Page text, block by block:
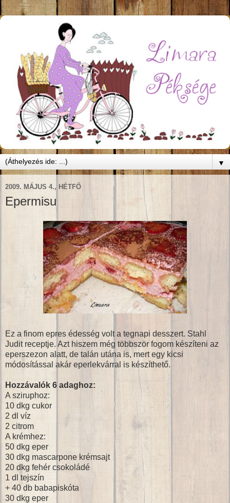
▼
2009. MÁJUS 4., HÉTFŐ
Epermisu
Ez a finom epres édesség volt a tegnapi desszert. Stahl
Judit receptje. Azt hiszem még többször fogom készíteni az
eperszezon alatt, de talán utána is, mert egy kicsi
módosítással akár eperlekvárral is készíthető.
Hozzávalók 6 adaghoz:
A sziruphoz:
10 dkg cukor
2 dl víz
2 citrom
A krémhez:
50 dkg eper
30 dkg mascarpone krémsajt
20 dkg fehér csokoládé
1 dl tejszín
+ 40 db babapiskóta
30 dkg eper